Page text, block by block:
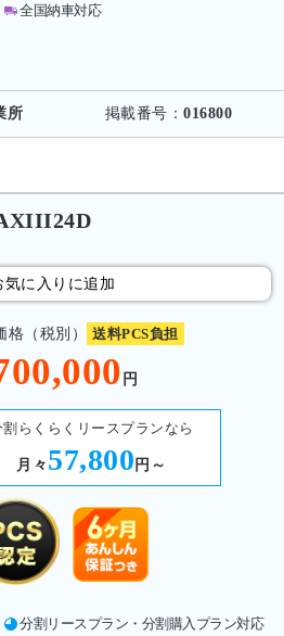
全国納車対応
所 掲載番号：016800
気に入りに追加
格（税別） 送料PCS負担
円
割らくらくリースプランなら
月々 57,800 円～
分割リースプラン・分割購入プラン対応